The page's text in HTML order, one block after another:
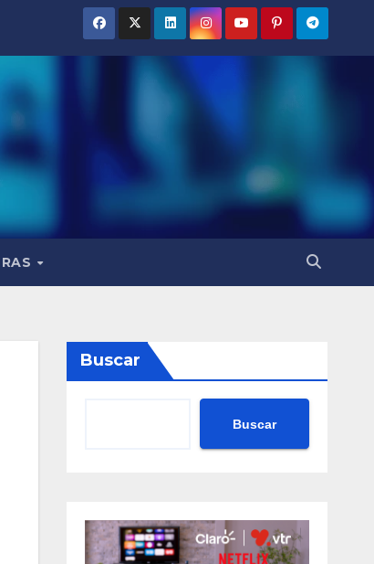
Buscar
Buscar